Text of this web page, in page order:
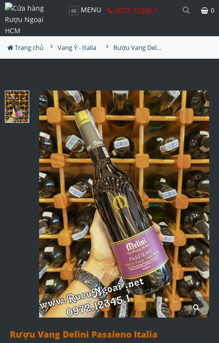
MENU 0972.12345.1 0
Trang chủ Vang Ý - Italia Rượu Vang Delini Passieno Italia
Rượu Vang Delini Passieno Italia